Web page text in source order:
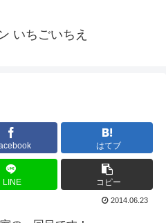
いちごいちえ
はてブ
LINE コピー
2014.06.23